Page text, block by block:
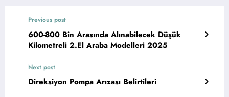
Previous post
600-800 Bin Arasında Alınabilecek Düşük
Kilometreli 2.El Araba Modelleri 2025
Next post
Direksiyon Pompa Arızası Belirtileri